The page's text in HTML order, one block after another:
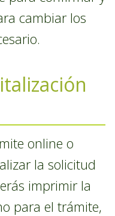
cambiar los
online o
la solicitud
imprimir la
para el trámite,